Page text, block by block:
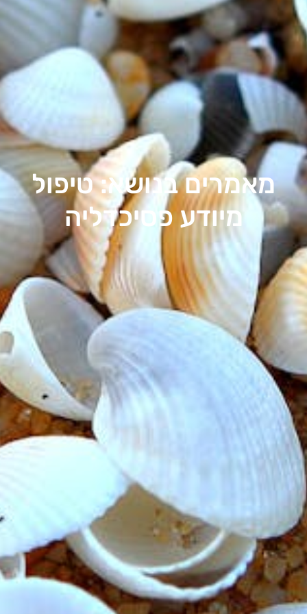
מאמרים בנושא: טיפול
מיודע פסיכדליה